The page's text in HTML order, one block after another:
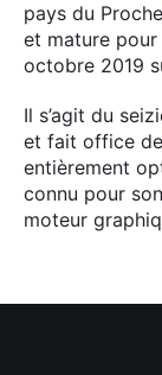
pays du
et mature
octobre 2019
Il s’agit du
et fait office
entièrement
connu pour
moteur